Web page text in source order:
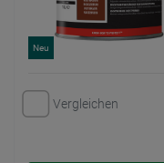
Neu
Vergleichen